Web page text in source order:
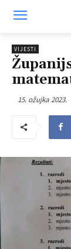
VIJESTI
15. ožujka 2023.